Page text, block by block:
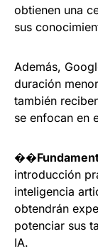
obtienen una
sus
Además,
duración
también
se enfocan en
��
introducción
inteligencia
obtendrán
potenciar sus
IA.